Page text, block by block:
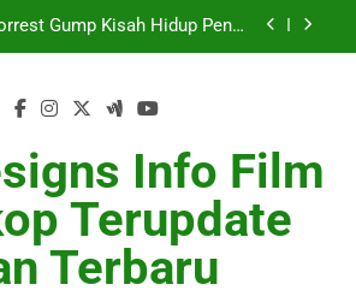
Makna
Modern Dengan Cerita Masa
2026 Sukses Curi Perhatian
2026 Efek Visual Koreografi
Realistis
Gump Kisah Hidup Penuh
Makna
Modern Dengan Cerita Masa
Depan
Info Film
Terupdate
Terbaru